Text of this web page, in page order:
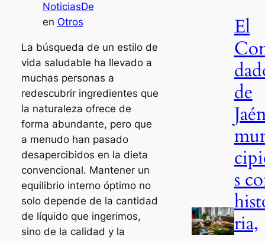
NoticiasDe
en Otros
La búsqueda de un estilo de
vida saludable ha llevado a
muchas personas a
redescubrir ingredientes que
la naturaleza ofrece de
forma abundante, pero que
a menudo han pasado
desapercibidos en la dieta
convencional. Mantener un
equilibrio interno óptimo no
solo depende de la cantidad
de líquido que ingerimos,
sino de la calidad y la
El
de
s
ria,